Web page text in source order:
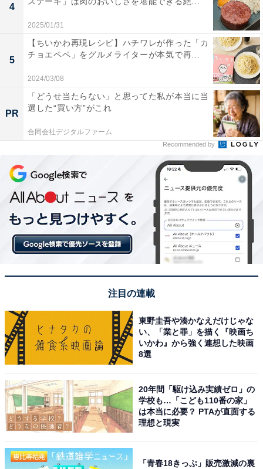
日本初上陸や限定醸造のドイツビールをチェッ
ク！
左から、ヴァイエンステファン「ブラウパクト 2024」、ライカイム「シュ
タインビア」、ケーニッヒ ルードヴィッヒ「カルテンベルグスペシャル」
「どのビールを選べばよいか分からない」という人は、
限定醸造」の珍しいビールをチェッ
ク！
日本初上陸の ケーニッヒ ルードヴィッヒ「カルテンベル
グスペシャル
」は澄んだドルトムンダー・ラガーで、ク
リーミーできめ細かい泡が特徴。ピリッとした刺激があ
り、ソフトで丸みのある味わいが後を引きます。エレガ
ントでフレッシュ、軽やかでほろ苦い、伝統的なバイエ
ルンの祝祭ビールです。1日100杯限定となります。
限定醸造のヴァイエンステファン「ブラウパクト 2024」
4
2025/01/31
5
【ちいかわ再現レシピ】ハチワレが作った「カ
チョエペペ」をグルメライターが本気で再...
2024/03/08
PR
「どうせ当たらない」と思ってた私が本当に当
選した“買い方”がこれ
合同会社デジタルファーム
Recommended by
注目の連載
東野圭吾や湊かなえだけじゃな
い、「業と罪」を描く『映画ち
いかわ』から強く連想した映画
8選
20年間「駆け込み実績ゼロ」の
学校も…「こども110番の家」
は本当に必要？ PTAが直面する
理想と現実
「青春18きっぷ」販売激減の裏